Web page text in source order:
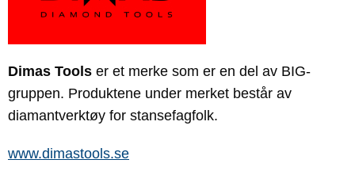
Dimas Tools er et merke som er en del av BIG-
gruppen. Produktene under merket består av
diamantverktøy for stansefagfolk.
www.dimastools.se